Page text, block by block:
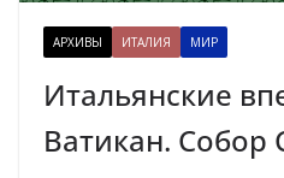
АРХИВЫ ИТАЛИЯ МИР
Итальянские
Ватикан. Собор